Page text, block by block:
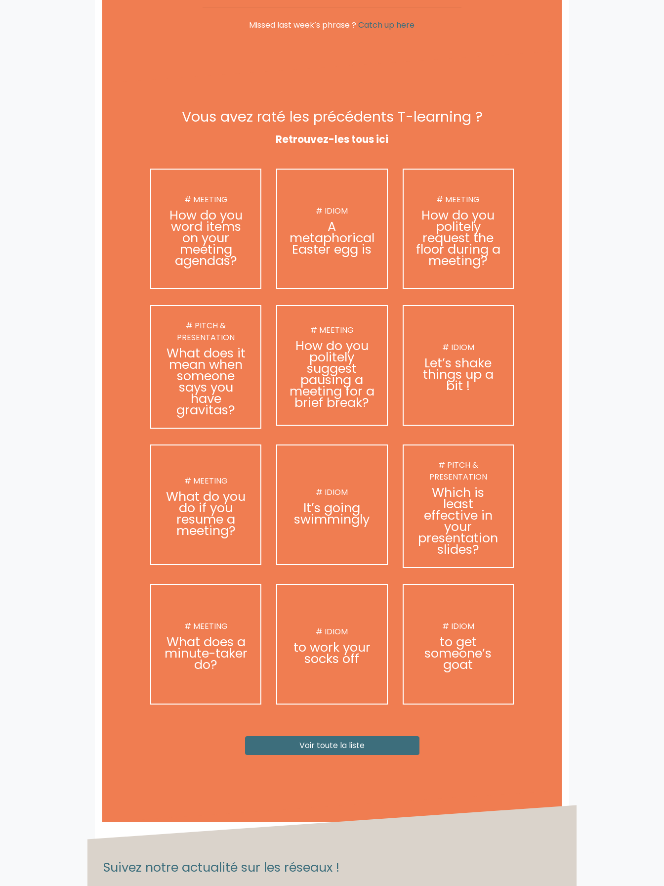
Missed last week’s phrase ?Catch up here
Vous avez raté les précédents T-learning ?
Retrouvez-les tous ici
# MEETING
How do you
word items
on your
meeting
agendas?
# IDIOM
A
metaphorical
Easter egg is
# MEETING
How do you
politely
request the
floor during a
meeting?
# PITCH &
PRESENTATION
What does it
mean when
someone
says you
have
gravitas?
# MEETING
How do you
politely
suggest
pausing a
meeting for a
brief break?
# IDIOM
Let’s shake
things up a
bit !
# MEETING
What do you
do if you
resume a
meeting?
# IDIOM
It’s going
swimmingly
# PITCH &
PRESENTATION
Which is
least
effective in
your
presentation
slides?
# MEETING
What does a
minute-taker
do?
# IDIOM
to work your
socks off
# IDIOM
to get
someone’s
goat
Voir toute la liste
Suivez notre actualité sur les réseaux !